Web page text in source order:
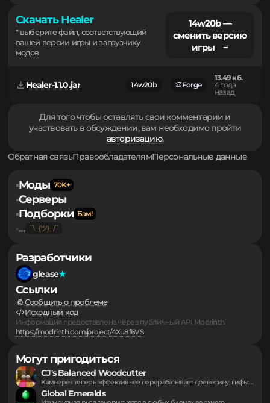
▪Моды
▪Серверы
▪...
Разработчики
glease
Ссылки
Сообщить о проблеме
Информация предоставлена через публичный API Modrinth.
https://modrinth.com/project/4Xu8f6VS
Могут пригодиться
Скачать Healer
* выберите файл, соответствующий
14w20b —
сменить версию
13.49 кб.
назад
Для того чтобы оставлять свои комментарии и
участвовать в обсуждении, вам необходимо пройти
авторизацию.
Обратная связь